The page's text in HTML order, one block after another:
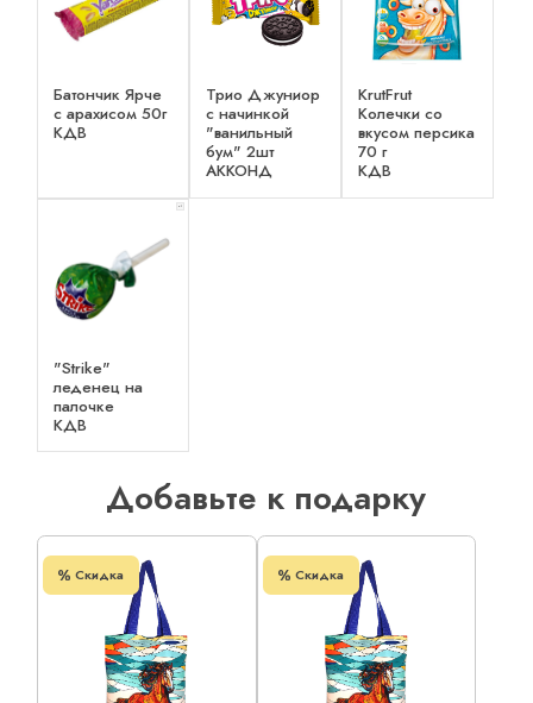
Батончик Ярче
с арахисом 50г
КДВ
Трио Джуниор
с начинкой
"ванильный
бум" 2шт
АККОНД
KrutFrut
Колечки со
вкусом персика
70 г
КДВ
x 1
"Strike"
леденец на
палочке
КДВ
Добавьте к подарку
Скидка Скидка